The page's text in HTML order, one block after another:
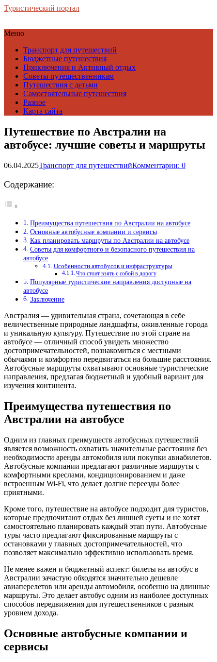
Туристический портал
Меню
Транспорт для путешествий
Бюджетные путешествия
Приключения и Активный отдых
Советы путешественникам
Путешествия с детьми
Самостоятельные путешествия
Разное
Карта сайта
Путешествие по Австралии на
автобусе: лучшие советы и маршруты
06.04.2025Транспорт для путешествийКомментарии: 0
Содержание:
Преимущества путешествия по Австралии на автобусе
Основные автобусные компании и сервисы
Как планировать маршруты по Австралии на автобусе
Советы для комфортного и безопасного путешествия на
автобусе
Особенности автобусов и инфраструктуры
Что стоит взять с собой в дорогу
Популярные туристические направления доступные на
автобусе
Заключение
Австралия — удивительная страна, сочетающая в себе
величественные природные ландшафты, оживленные города
и уникальную культуру. Путешествие по этой стране на
автобусе — отличный способ увидеть множество
достопримечательностей, познакомиться с местными
обычаями и комфортно передвигаться на большие расстояния.
Автобусные маршруты охватывают основные туристические
направления, предлагая бюджетный и удобный вариант для
изучения континента.
Преимущества путешествия по
Австралии на автобусе
Одним из главных преимуществ автобусных путешествий
является возможность охватить значительные расстояния без
необходимости аренды автомобиля или покупки авиабилетов.
Автобусные компании предлагают различные маршруты с
комфортными креслами, кондиционированием и даже
встроенным Wi-Fi, что делает долгие переезды более
приятными.
Кроме того, путешествие на автобусе подходит для туристов,
которые предпочитают отдых без лишней суеты и не хотят
самостоятельно планировать каждый этап пути. Автобусные
туры часто предлагают фиксированные маршруты с
остановками у главных достопримечательностей, что
позволяет максимально эффективно использовать время.
Не менее важен и бюджетный аспект: билеты на автобус в
Австралии зачастую обходятся значительно дешевле
авиаперелетов или аренды автомобиля, особенно на длинные
маршруты. Это делает автобус одним из наиболее доступных
способов передвижения для путешественников с разным
уровнем дохода.
Основные автобусные компании и
сервисы